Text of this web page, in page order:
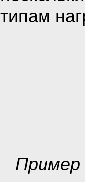
типам
Пример